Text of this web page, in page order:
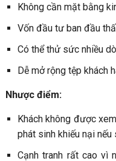
Không cần mặt bằng
Vốn đầu tư ban đầu
Có thể thử sức nhiều
Dễ mở rộng tệp khách
Nhược điểm:
Khách không được
phát sinh khiếu nại nếu
Cạnh tranh rất cao vì